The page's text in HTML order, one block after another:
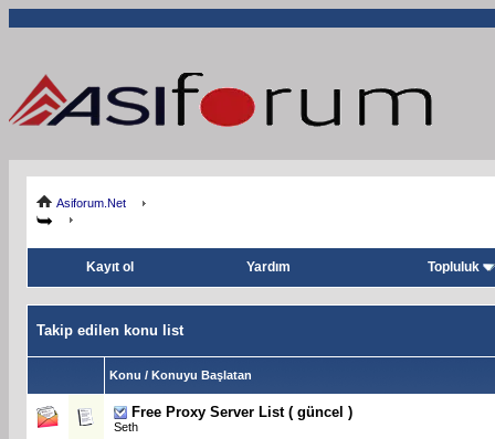
Asiforum.Net
Kayıt ol Yardım Topluluk
Takip edilen konu list
Konu / Konuyu Başlatan
Free Proxy Server List ( güncel )
Seth